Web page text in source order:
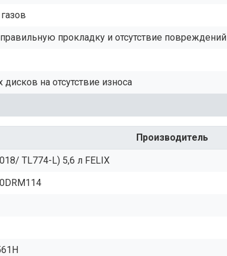
прокладку и отсутствие повреждений
на отсутствие износа
Производитель
TL774-L) 5,6 л FELIX